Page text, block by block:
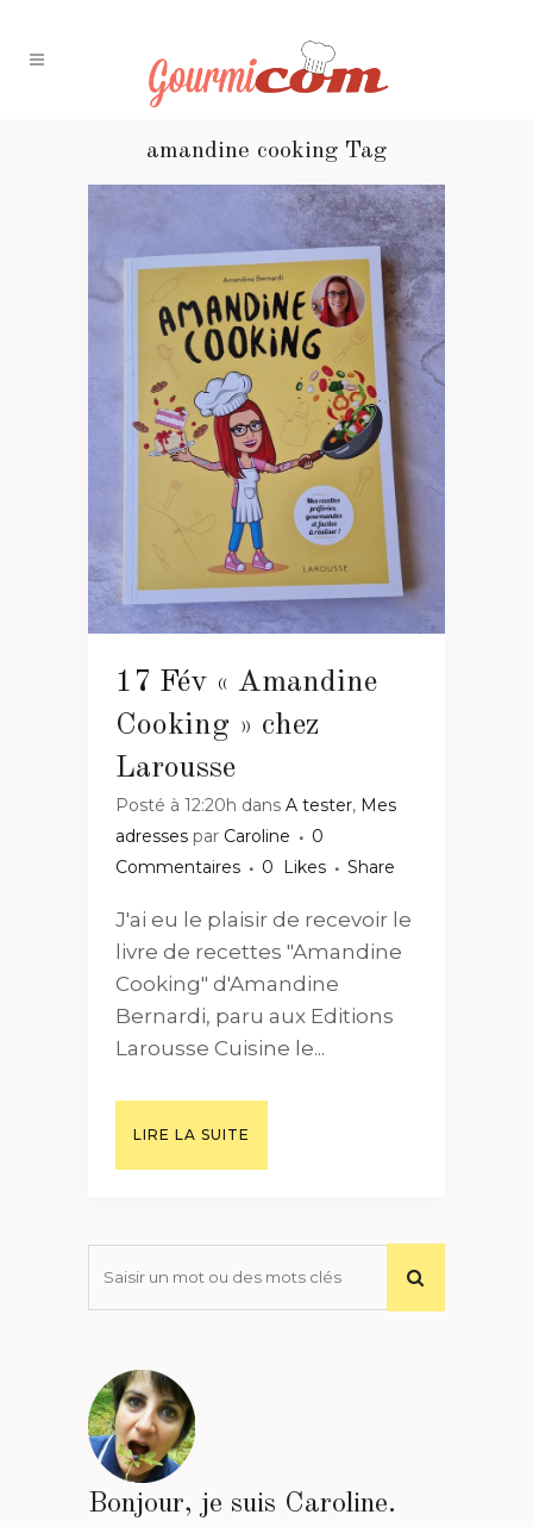
amandine cooking Tag
17 Fév « Amandine
Cooking » chez
Larousse
Posté à 12:20h dans A tester, Mes
adresses par Caroline
0
Commentaires
0 Likes Share
J'ai eu le plaisir de recevoir le
livre de recettes "Amandine
Cooking" d'Amandine
Bernardi, paru aux Editions
Larousse Cuisine le...
LIRE LA SUITE
Bonjour, je suis Caroline.